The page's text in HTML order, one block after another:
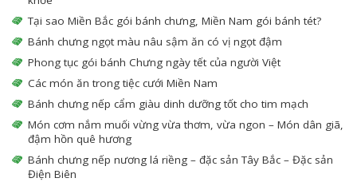
Tại sao Miền Bắc gói bánh chưng, Miền Nam gói bánh tét?
Bánh chưng ngọt màu nâu sậm ăn có vị ngọt đậm
Phong tục gói bánh Chưng ngày tết của người Việt
Các món ăn trong tiệc cưới Miền Nam
Bánh chưng nếp cẩm giàu dinh dưỡng tốt cho tim mạch
Món cơm nắm muối vừng vừa thơm, vừa ngon – Món dân giã,
đậm hồn quê hương
Bánh chưng nếp nương lá riềng – đặc sản Tây Bắc – Đặc sản
Điện Biên